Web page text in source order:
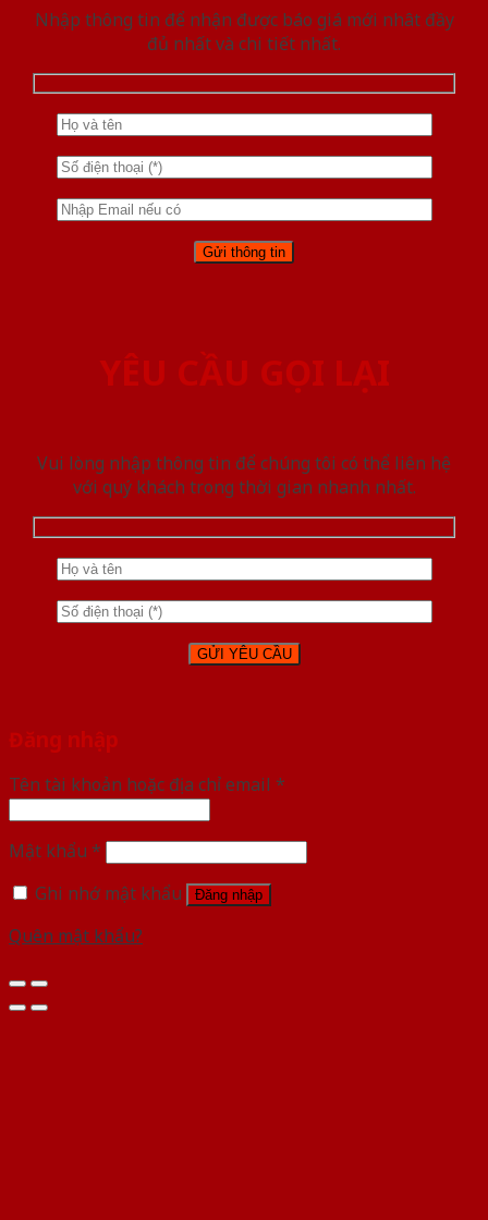
Nhập thông tin để nhận được báo giá mới nhât đầy
đủ nhất và chi tiết nhất.
YÊU CẦU GỌI LẠI
Vui lòng nhập thông tin để chúng tôi có thể liên hệ
với quý khách trong thời gian nhanh nhất.
Đăng nhập
Tên tài khoản hoặc địa chỉ email *
Mật khẩu *
Ghi nhớ mật khẩu
Đăng nhập
Quên mật khẩu?